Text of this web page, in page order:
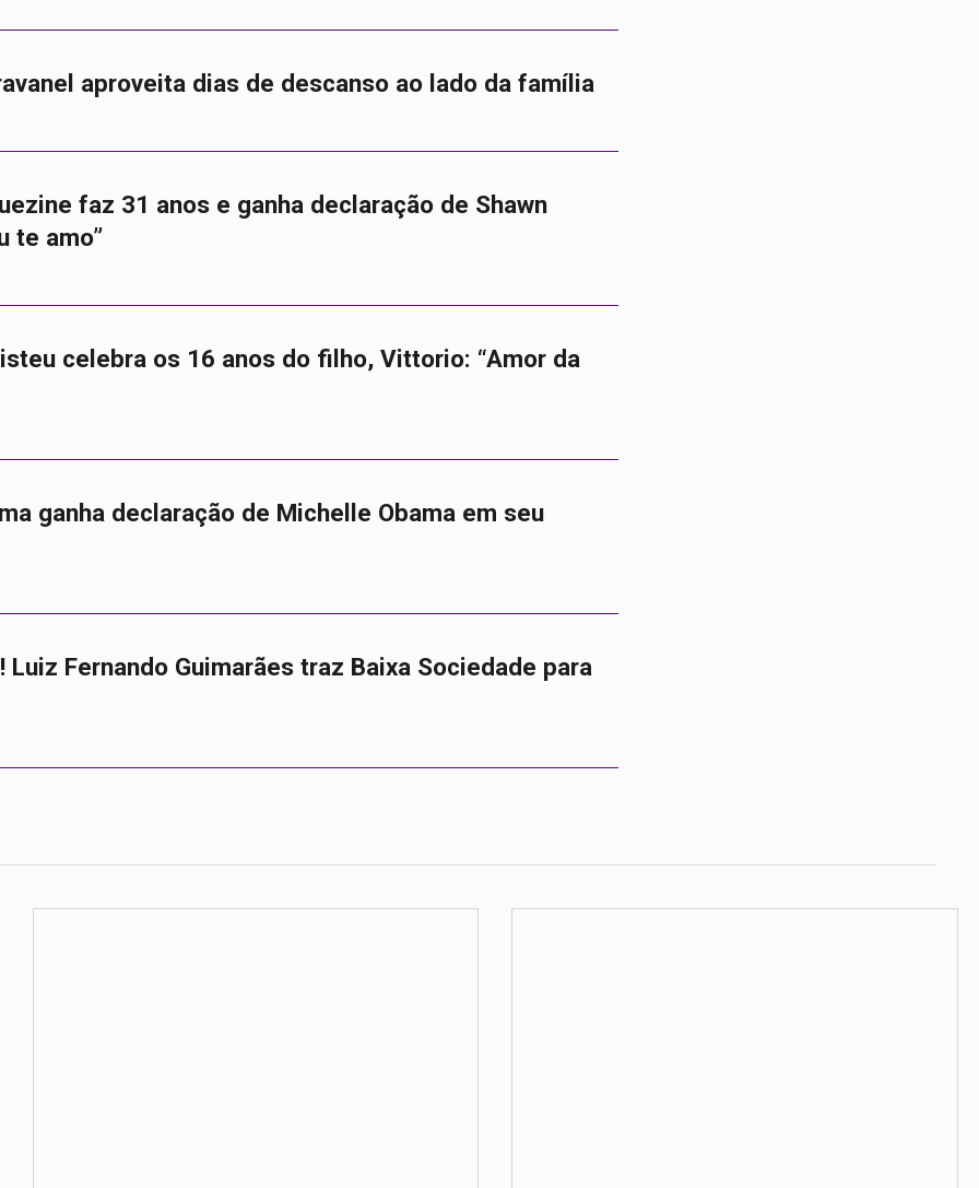
aproveita dias de descanso ao lado da família
faz 31 anos e ganha declaração de Shawn
te amo”
celebra os 16 anos do filho, Vittorio: “Amor da
ganha declaração de Michelle Obama em seu
Luiz Fernando Guimarães traz Baixa Sociedade para